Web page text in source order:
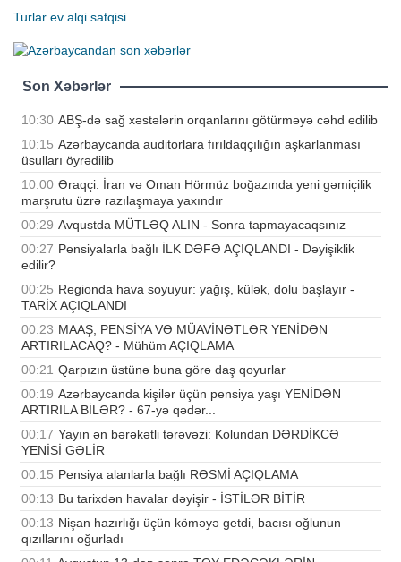
Turlar ev alqi satqisi
Son Xəbərlər
10:30 ABŞ-də sağ xəstələrin orqanlarını götürməyə cəhd edilib
10:15 Azərbaycanda auditorlara fırıldaqçılığın aşkarlanması
üsulları öyrədilib
10:00 Əraqçi: İran və Oman Hörmüz boğazında yeni gəmiçilik
marşrutu üzrə razılaşmaya yaxındır
00:29 Avqustda MÜTLƏQ ALIN - Sonra tapmayacaqsınız
00:27 Pensiyalarla bağlı İLK DƏFƏ AÇIQLANDI - Dəyişiklik
edilir?
00:25 Regionda hava soyuyur: yağış, külək, dolu başlayır -
TARİX AÇIQLANDI
00:23 MAAŞ, PENSİYA VƏ MÜAVİNƏTLƏR YENİDƏN
ARTIRILACAQ? - Mühüm AÇIQLAMA
00:21 Qarpızın üstünə buna görə daş qoyurlar
00:19 Azərbaycanda kişilər üçün pensiya yaşı YENİDƏN
ARTIRILA BİLƏR? - 67-yə qədər...
00:17 Yayın ən bərəkətli tərəvəzi: Kolundan DƏRDİKCƏ
YENİSİ GƏLİR
00:15 Pensiya alanlarla bağlı RƏSMİ AÇIQLAMA
00:13 Bu tarixdən havalar dəyişir - İSTİLƏR BİTİR
00:13 Nişan hazırlığı üçün köməyə getdi, bacısı oğlunun
qızıllarını oğurladı